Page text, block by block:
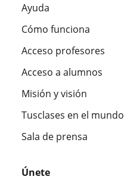
Ayuda
Cómo funciona
Acceso profesores
Acceso a alumnos
Misión y visión
Tusclases en el mundo
Sala de prensa
Únete